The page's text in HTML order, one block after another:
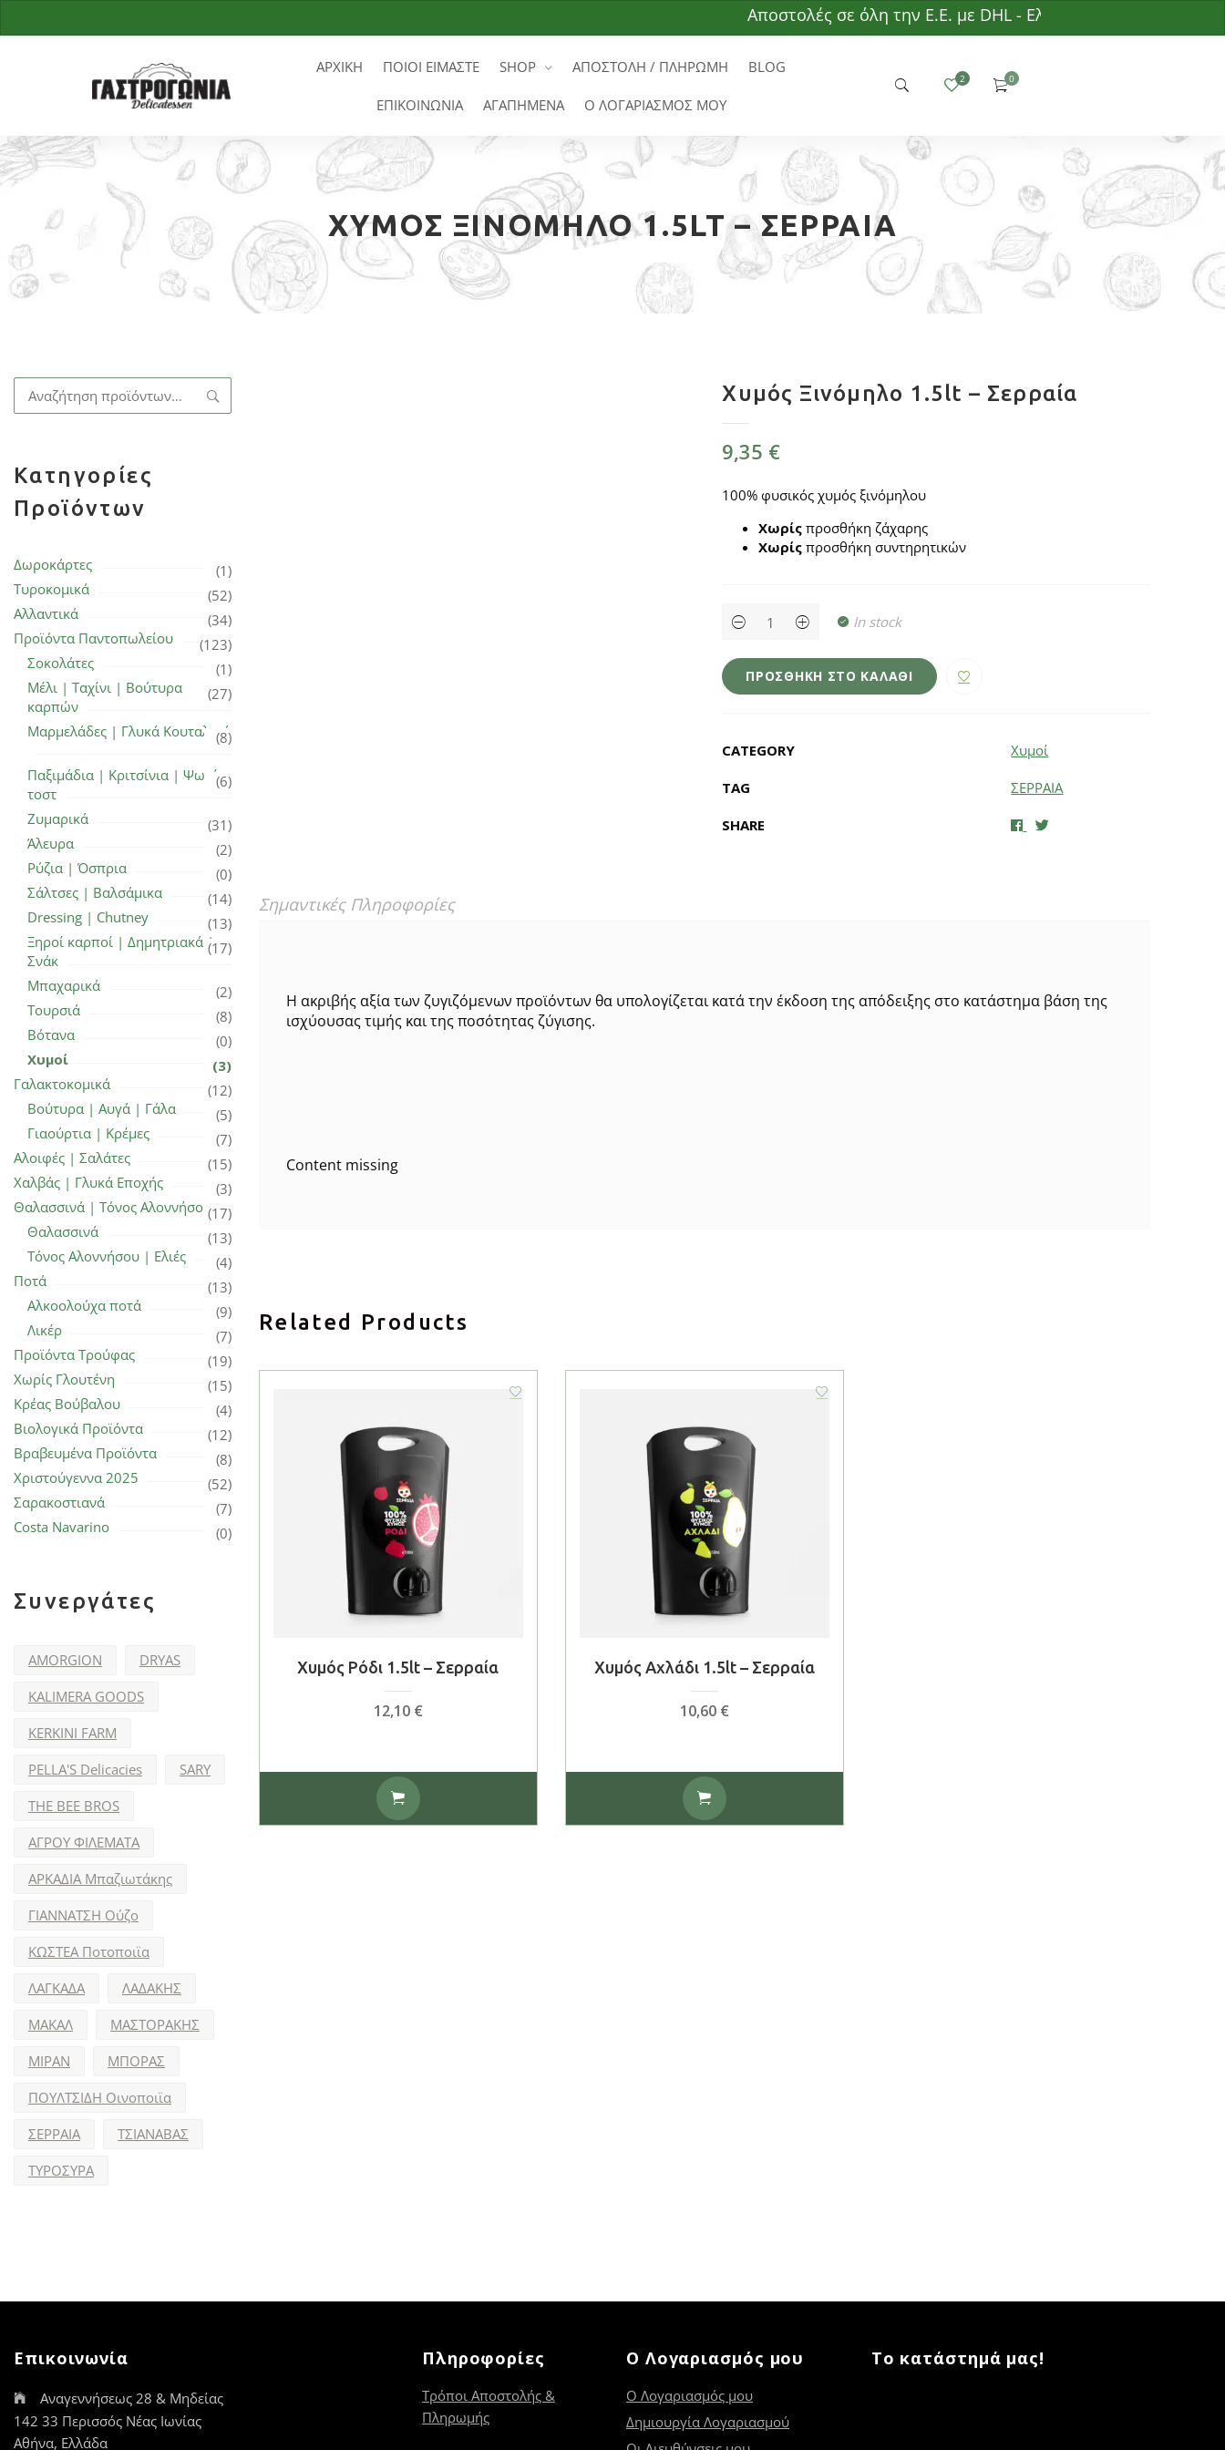
Αποστολές σε όλη την Ε.Ε. με DHL - Ελάχιστη παραγγελία 50€ -
ΑΡΧΙΚΗ ΠΟΙΟΙ ΕΙΜΑΣΤΕ SHOP ΑΠΟΣΤΟΛΗ / ΠΛΗΡΩΜΗ BLOG
ΕΠΙΚΟΙΝΩΝΙΑ ΑΓΑΠΗΜΕΝΑ Ο ΛΟΓΑΡΙΑΣΜΟΣ ΜΟΥ
ΧΥΜΌΣ ΞΙΝΌΜΗΛΟ 1.5LT – ΣΕΡΡΑΊΑ
Αναζήτηση
για:
Κατηγορίες
Προϊόντων
Δωροκάρτες
(1)
Τυροκομικά
(52)
Αλλαντικά
(34)
Προϊόντα Παντοπωλείου
(123)
Σοκολάτες
(1)
Μέλι | Ταχίνι | Βούτυρα
καρπών
(27)
Μαρμελάδες | Γλυκά Κουταλιού
(8)
Παξιμάδια | Κριτσίνια | Ψωμί
τοστ
(6)
Ζυμαρικά
(31)
Άλευρα
(2)
Ρύζια | Όσπρια
(0)
Σάλτσες | Βαλσάμικα
(14)
Dressing | Chutney
(13)
Ξηροί καρποί | Δημητριακά |
Σνάκ
(17)
Μπαχαρικά
(2)
Τουρσιά
(8)
Βότανα
(0)
Χυμοί
(3)
Γαλακτοκομικά
(12)
Βούτυρα | Αυγά | Γάλα
(5)
Γιαούρτια | Κρέμες
(7)
Αλοιφές | Σαλάτες
(15)
Χαλβάς | Γλυκά Εποχής
(3)
Θαλασσινά | Τόνος Αλοννήσου(17)
Θαλασσινά
(13)
Τόνος Αλοννήσου | Ελιές
(4)
Ποτά
(13)
Αλκοολούχα ποτά
(9)
Λικέρ
(7)
Προϊόντα Τρούφας
(19)
Χωρίς Γλουτένη
(15)
Κρέας Βούβαλου
(4)
Βιολογικά Προϊόντα
(12)
Βραβευμένα Προϊόντα
(8)
Χριστούγεννα 2025
(52)
Σαρακοστιανά
(7)
Costa Navarino
(0)
Συνεργάτες
AMORGION
DRYAS
KALIMERA GOODS
KERKINI FARM
PELLA'S Delicacies
SARY
THE BEE BROS
ΑΓΡΟΥ ΦΙΛΕΜΑΤΑ
ΑΡΚΑΔΙΑ Μπαζιωτάκης
ΓΙΑΝΝΑΤΣΗ Ούζο
ΚΩΣΤΕΑ Ποτοποιϊα
ΛΑΓΚΑΔΑ
ΛΑΔΑΚΗΣ
ΜΑΚΑΛ
ΜΑΣΤΟΡΑΚΗΣ
ΜΙΡΑΝ
ΜΠΟΡΑΣ
ΠΟΥΛΤΣΙΔΗ Οινοποιϊα
ΣΕΡΡΑΙΑ
ΤΣΙΑΝΑΒΑΣ
ΤΥΡΟΣΥΡΑ
Χυμός Ξινόμηλο 1.5lt – Σερραία
9,35 €
100% φυσικός χυμός ξινόμηλου
Χωρίς προσθήκη ζάχαρης
Χωρίς προσθήκη συντηρητικών
Χυμός
Ξινόμηλο
-
Σερραία
quantity
In stock
ΠΡΟΣΘΉΚΗ ΣΤΟ ΚΑΛΆΘΙ
CATEGORY Χυμοί
TAG ΣΕΡΡΑΙΑ
SHARE
Σημαντικές Πληροφορίες
Η ακριβής αξία των ζυγιζόμενων προϊόντων θα υπολογίζεται κατά την έκδοση της απόδειξης στο κατάστημα βάση της
ισχύουσας τιμής και της ποσότητας ζύγισης.
Content missing
Related Products
Χυμός Ρόδι 1.5lt – Σερραία
12,10 €
Χυμός Αχλάδι 1.5lt – Σερραία
10,60 €
Επικοινωνία
Αναγεννήσεως 28 & Μηδείας
142 33 Περισσός Νέας Ιωνίας
Αθήνα, Ελλάδα
Πληροφορίες
Τρόποι Αποστολής &
Πληρωμής
Ο Λογαριασμός μου
Ο Λογαριασμός μου
Δημιουργία Λογαριασμού
Το κατάστημά μας!